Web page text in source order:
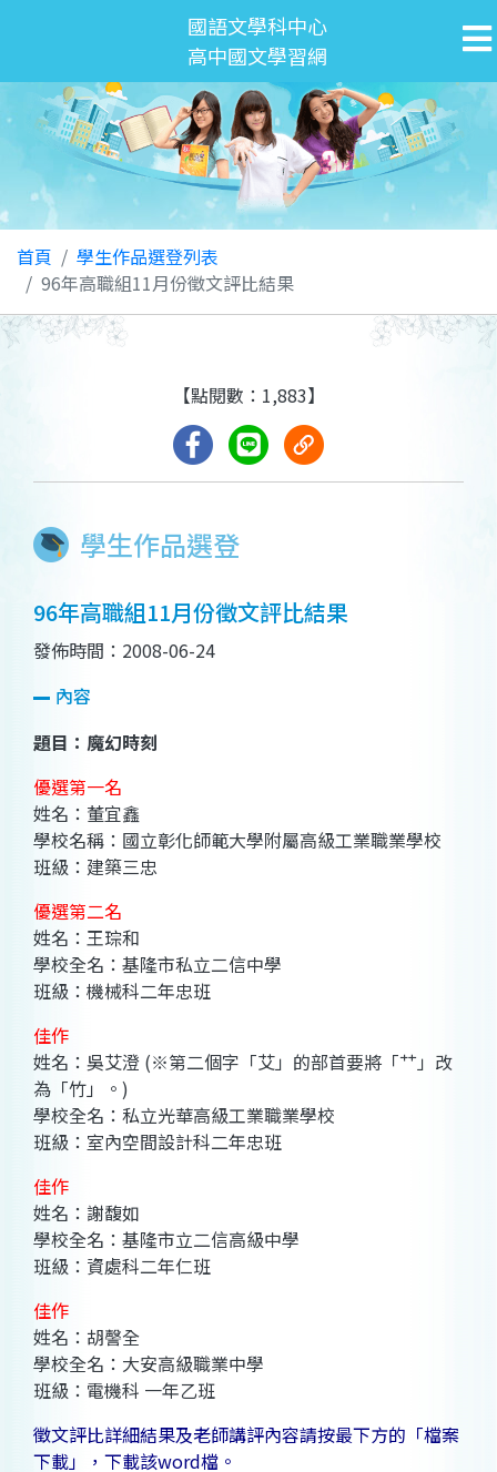
國語文學科中心
高中國文學習網
首頁
學生作品選登列表
96年高職組11月份徵文評比結果
學生作品選登
【點閱數：1,883】
96年高職組11月份徵文評比結果
發佈時間：2008-06-24
內容
題目：魔幻時刻
優選第一名
姓名：董宜鑫
學校名稱：國立彰化師範大學附屬高級工業職業學校
班級：建築三忠
優選第二名
姓名：王琮和
學校全名：基隆市私立二信中學
班級：機械科二年忠班
佳作
姓名：吳艾澄 (※第二個字「艾」的部首要將「艹」改
為「竹」。)
學校全名：私立光華高級工業職業學校
班級：室內空間設計科二年忠班
佳作
姓名：謝馥如
學校全名：基隆市立二信高級中學
班級：資處科二年仁班
佳作
姓名：胡謦全
學校全名：大安高級職業中學
班級：電機科 一年乙班
徵文評比詳細結果及老師講評內容請按最下方的「檔案
下載」，下載該word檔。